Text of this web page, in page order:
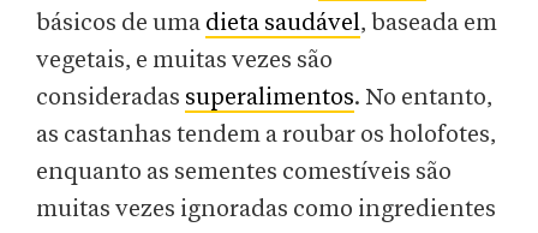
básicos de uma dieta saudável, baseada em
vegetais, e muitas vezes são
consideradas superalimentos. No entanto,
as castanhas tendem a roubar os holofotes,
enquanto as sementes comestíveis são
muitas vezes ignoradas como ingredientes